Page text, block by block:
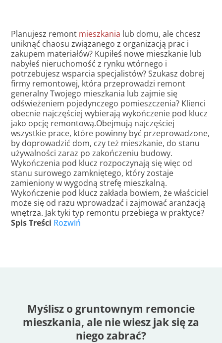
Planujesz remont mieszkania lub domu, ale chcesz
uniknąć chaosu związanego z organizacją prac i
zakupem materiałów? Kupiłeś nowe mieszkanie lub
nabyłeś nieruchomość z rynku wtórnego i
potrzebujesz wsparcia specjalistów? Szukasz dobrej
firmy remontowej, która przeprowadzi remont
generalny Twojego mieszkania lub zajmie się
odświeżeniem pojedynczego pomieszczenia? Klienci
obecnie najczęściej wybierają wykończenie pod klucz
jako opcję remontową.Obejmują najczęściej
wszystkie prace, które powinny być przeprowadzone,
by doprowadzić dom, czy też mieszkanie, do stanu
używalności zaraz po zakończeniu budowy.
Wykończenia pod klucz rozpoczynają się więc od
stanu surowego zamkniętego, który zostaje
zamieniony w wygodną strefę mieszkalną.
Wykończenie pod klucz zakłada bowiem, że właściciel
może się od razu wprowadzać i zajmować aranżacją
wnętrza. Jak tyki typ remontu przebiega w praktyce?
Spis Treści Rozwiń
Myślisz o gruntownym remoncie
mieszkania, ale nie wiesz jak się za
niego zabrać?